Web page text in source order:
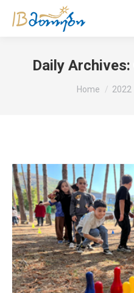
Daily Archives:
You are here:
Home 2022